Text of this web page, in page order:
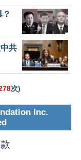
共
次)
Inc.